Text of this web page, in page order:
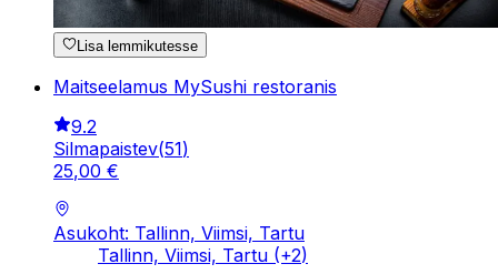
Lisa lemmikutesse
Maitseelamus MySushi restoranis
9.2
Silmapaistev(51)
25,00 €
Asukoht: Tallinn, Viimsi, Tartu
Tallinn, Viimsi, Tartu (+2)